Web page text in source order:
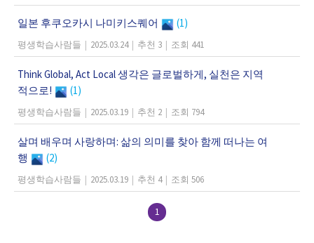
일본 후쿠오카시 나미키스퀘어 (1)
평생학습사람들 | 2025.03.24 | 추천 3 | 조회 441
Think Global, Act Local 생각은 글로벌하게, 실천은 지역
적으로!
(1)
평생학습사람들 | 2025.03.19 | 추천 2 | 조회 794
살며 배우며 사랑하며: 삶의 의미를 찾아 함께 떠나는 여
행
(2)
평생학습사람들 | 2025.03.19 | 추천 4 | 조회 506
1